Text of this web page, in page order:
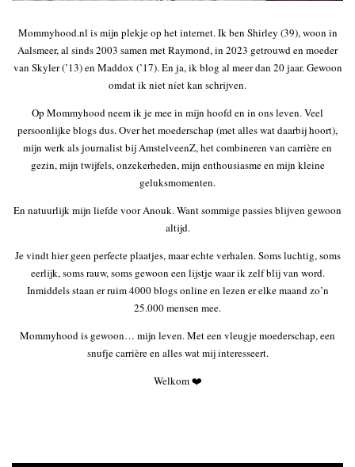
Mommyhood.nl is mijn plekje op het internet. Ik ben Shirley (39), woon in
Aalsmeer, al sinds 2003 samen met Raymond, in 2023 getrouwd en moeder
van Skyler (’13) en Maddox (’17). En ja, ik blog al meer dan 20 jaar. Gewoon
omdat ik niet níet kan schrijven.
Op Mommyhood neem ik je mee in mijn hoofd en in ons leven. Veel
persoonlijke blogs dus. Over het moederschap (met alles wat daarbij hoort),
mijn werk als journalist bij AmstelveenZ, het combineren van carrière en
gezin, mijn twijfels, onzekerheden, mijn enthousiasme en mijn kleine
geluksmomenten.
En natuurlijk mijn liefde voor Anouk. Want sommige passies blijven gewoon
altijd.
Je vindt hier geen perfecte plaatjes, maar echte verhalen. Soms luchtig, soms
eerlijk, soms rauw, soms gewoon een lijstje waar ik zelf blij van word.
Inmiddels staan er ruim 4000 blogs online en lezen er elke maand zo’n
25.000 mensen mee.
Mommyhood is gewoon… mijn leven. Met een vleugje moederschap, een
snufje carrière en alles wat mij interesseert.
Welkom ❤️